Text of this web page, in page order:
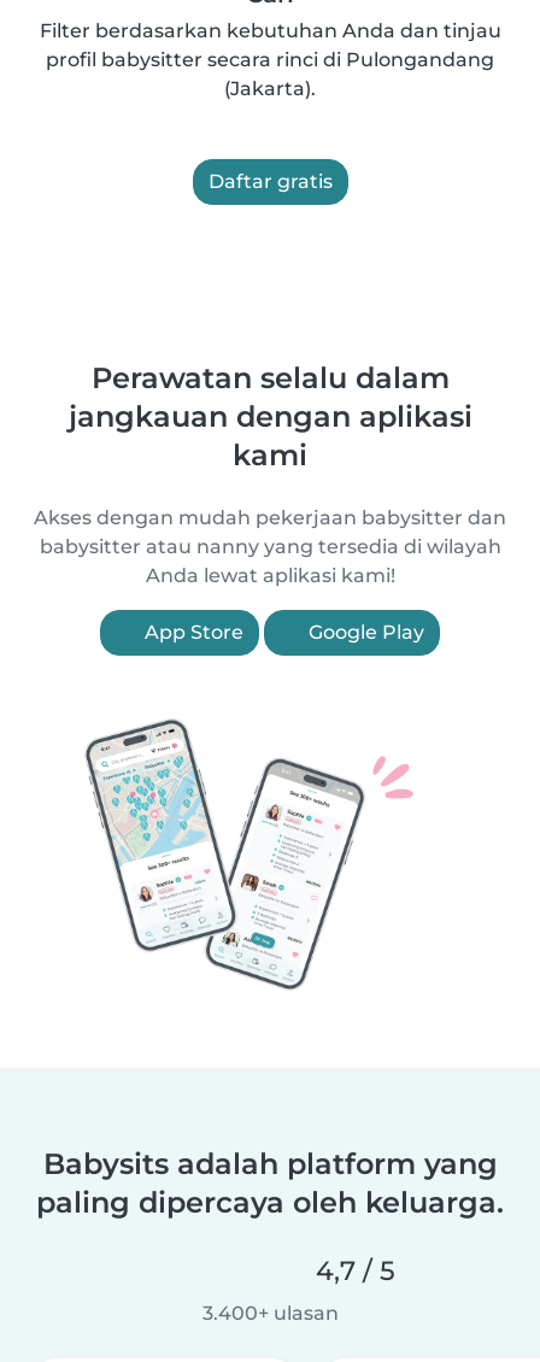
Filter berdasarkan kebutuhan Anda dan tinjau
profil babysitter secara rinci di Pulongandang
(Jakarta).
Daftar gratis
Perawatan selalu dalam
jangkauan dengan aplikasi
kami
Akses dengan mudah pekerjaan babysitter dan
babysitter atau nanny yang tersedia di wilayah
Anda lewat aplikasi kami!
App Store Google Play
Babysits adalah platform yang
paling dipercaya oleh keluarga.
4,7 / 5
3.400+ ulasan